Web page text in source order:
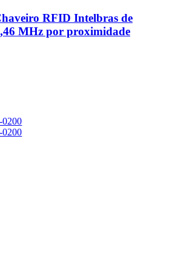
RFID Intelbras de
MHz por proximidade
0200
0200